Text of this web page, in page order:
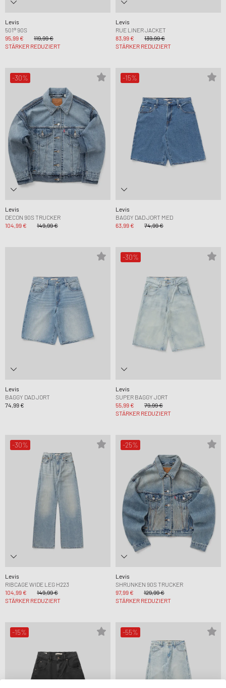
Levis
501® 90S
95,99 €
119,99 €
STÄRKER REDUZIERT
Levis
RUE LINER JACKET
83,99 €
139,99 €
STÄRKER REDUZIERT
-30%
Levis
DECON 90S TRUCKER
104,99 €
149,99 €
-15%
Levis
BAGGY DAD JORT MED
63,99 €
74,99 €
Levis
BAGGY DAD JORT
74,99 €
-30%
Levis
SUPER BAGGY JORT
55,99 €
79,99 €
STÄRKER REDUZIERT
-30%
Levis
RIBCAGE WIDE LEG H223
104,99 €
149,99 €
STÄRKER REDUZIERT
-25%
Levis
SHRUNKEN 90S TRUCKER
97,99 €
129,99 €
STÄRKER REDUZIERT
-15% -55%